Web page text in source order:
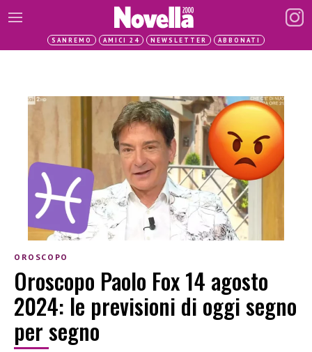
SANREMO AMICI 24 NEWSLETTER ABBONATI
OROSCOPO
Oroscopo Paolo Fox 14 agosto
2024: le previsioni di oggi segno
per segno